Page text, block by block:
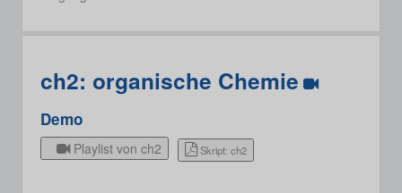
ch2: organische Chemie
Demo
Playlist von ch2 Skript: ch2